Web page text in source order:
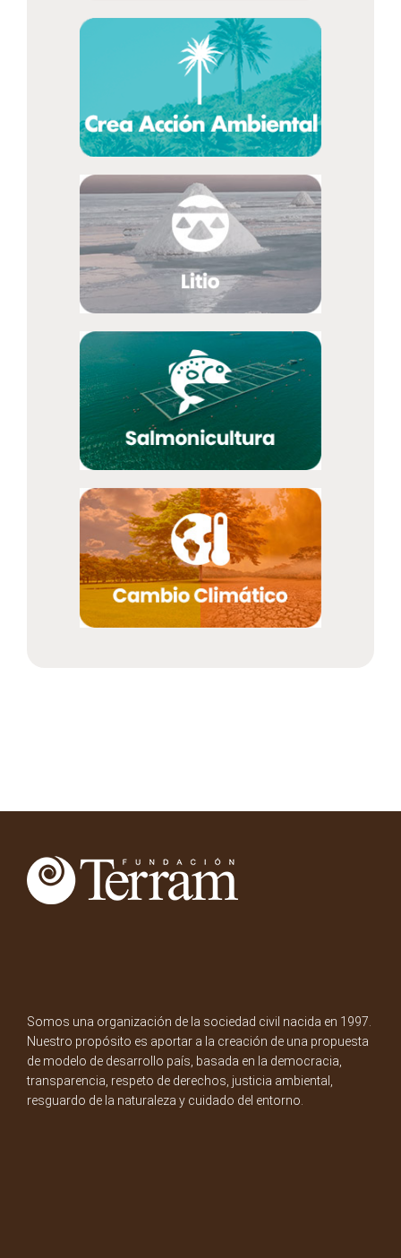
Somos una organización de la sociedad civil nacida en 1997.
Nuestro propósito es aportar a la creación de una propuesta
de modelo de desarrollo país, basada en la democracia,
transparencia, respeto de derechos, justicia ambiental,
resguardo de la naturaleza y cuidado del entorno.